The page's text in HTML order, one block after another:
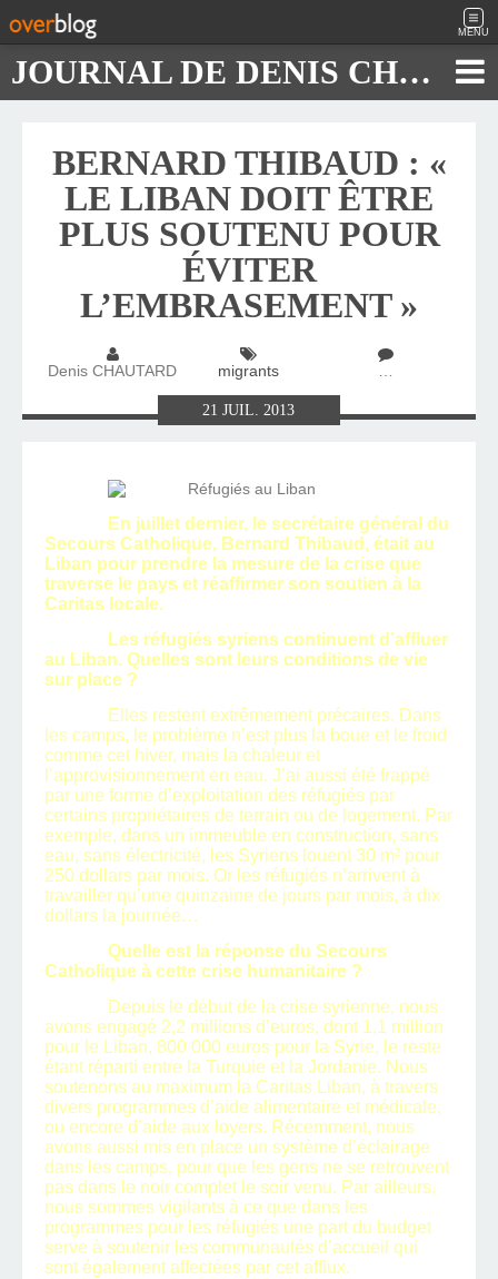
MENU
JOURNAL DE DENIS CHAUTARD
BERNARD THIBAUD : «
LE LIBAN DOIT ÊTRE
PLUS SOUTENU POUR
ÉVITER
L’EMBRASEMENT »
Denis CHAUTARD migrants …
21JUIL.2013
En juillet dernier, le secrétaire général du
Secours Catholique, Bernard Thibaud, était au
Liban pour prendre la mesure de la crise que
traverse le pays et réaffirmer son soutien à la
Caritas locale.
Les réfugiés syriens continuent d’affluer
au Liban. Quelles sont leurs conditions de vie
sur place ?
Elles restent extrêmement précaires. Dans
les camps, le problème n’est plus la boue et le froid
comme cet hiver, mais la chaleur et
l’approvisionnement en eau. J’ai aussi été frappé
par une forme d’exploitation des réfugiés par
certains propriétaires de terrain ou de logement. Par
exemple, dans un immeuble en construction, sans
eau, sans électricité, les Syriens louent 30 m² pour
250 dollars par mois. Or les réfugiés n’arrivent à
travailler qu’une quinzaine de jours par mois, à dix
dollars la journée…
Quelle est la réponse du Secours
Catholique à cette crise humanitaire ?
Depuis le début de la crise syrienne, nous
avons engagé 2,2 millions d’euros, dont 1,1 million
pour le Liban, 800 000 euros pour la Syrie, le reste
étant réparti entre la Turquie et la Jordanie. Nous
soutenons au maximum la Caritas Liban, à travers
divers programmes d’aide alimentaire et médicale,
ou encore d’aide aux loyers. Récemment, nous
avons aussi mis en place un système d’éclairage
dans les camps, pour que les gens ne se retrouvent
pas dans le noir complet le soir venu. Par ailleurs,
nous sommes vigilants à ce que dans les
programmes pour les réfugiés une part du budget
serve à soutenir les communautés d’accueil qui
sont également affectées par cet afflux.